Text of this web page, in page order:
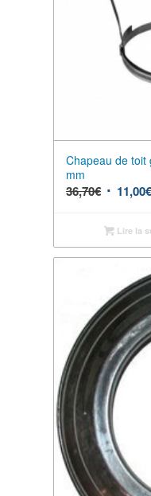
Chapeau de toit
mm
36,70€ 11,00€
Lire la